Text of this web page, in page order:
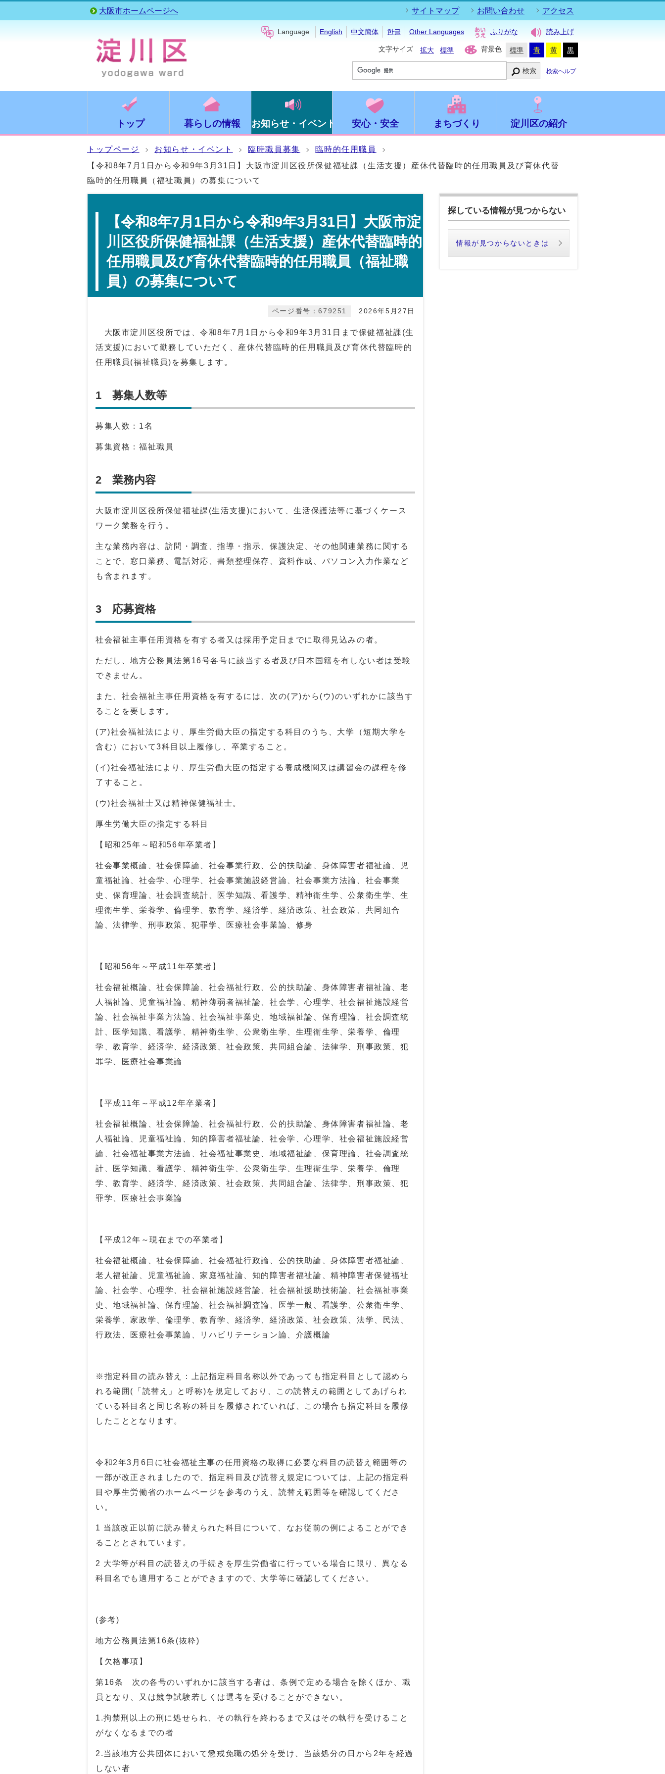
大阪市ホームページへ サイトマップ お問い合わせ アクセス
Language English 中文簡体 한글 Other Languages ふりがな 読み上げ
文字サイズ 拡大 標準 背景色 標準 青 黄 黒
検索 検索ヘルプ
トップ 暮らしの情報 お知らせ・イベント 安心・安全 まちづくり 淀川区の紹介
トップページ お知らせ・イベント 臨時職員募集
臨時的任用職員
【令和8年7月1日から令和9年3月31日】大阪市淀川区役所保健福祉課（生活支援）産休代替臨時的任用職員及び育休代替
臨時的任用職員（福祉職員）の募集について
【令和8年7月1日から令和9年3月31日】大阪市淀
川区役所保健福祉課（生活支援）産休代替臨時的
任用職員及び育休代替臨時的任用職員（福祉職
員）の募集について
2026年5月27日
ページ番号：679251
大阪市淀川区役所では、令和8年7月1日から令和9年3月31日まで保健福祉課(生
活支援)において勤務していただく、産休代替臨時的任用職員及び育休代替臨時的
任用職員(福祉職員)を募集します。
1 募集人数等
募集人数：1名
募集資格：福祉職員
2 業務内容
大阪市淀川区役所保健福祉課(生活支援)において、生活保護法等に基づくケース
ワーク業務を行う。
主な業務内容は、訪問・調査、指導・指示、保護決定、その他関連業務に関する
ことで、窓口業務、電話対応、書類整理保存、資料作成、パソコン入力作業など
も含まれます。
3 応募資格
社会福祉主事任用資格を有する者又は採用予定日までに取得見込みの者。
ただし、地方公務員法第16号各号に該当する者及び日本国籍を有しない者は受験
できません。
また、社会福祉主事任用資格を有するには、次の(ア)から(ウ)のいずれかに該当す
ることを要します。
(ア)社会福祉法により、厚生労働大臣の指定する科目のうち、大学（短期大学を
含む）において3科目以上履修し、卒業すること。
(イ)社会福祉法により、厚生労働大臣の指定する養成機関又は講習会の課程を修
了すること。
(ウ)社会福祉士又は精神保健福祉士。
厚生労働大臣の指定する科目
【昭和 25年～昭和56年卒業者】
社会事業概論、社会保障論、社会事業行政、公的扶助論、身体障害者福祉論、児
童福祉論、社会学、心理学、社会事業施設経営論、社会事業方法論、社会事業
史、保育理論、社会調査統計、医学知識、看護学、精神衛生学、公衆衛生学、生
理衛生学、栄養学、倫理学、教育学、経済学、経済政策、社会政策、共同組合
論、法律学、刑事政策、犯罪学、医療社会事業論、修身
【昭和56年～平成11年卒業者】
社会福祉概論、社会保障論、社会福祉行政、公的扶助論、身体障害者福祉論、老
人福祉論、児童福祉論、精神薄弱者福祉論、社会学、心理学、社会福祉施設経営
論、社会福祉事業方法論、社会福祉事業史、地域福祉論、保育理論、社会調査統
計、医学知識、看護学、精神衛生学、公衆衛生学、生理衛生学、栄養学、倫理
学、教育学、経済学、経済政策、社会政策、共同組合論、法律学、刑事政策、犯
罪学、医療社会事業論
【平成11年～平成12年卒業者】
社会福祉概論、社会保障論、社会福祉行政、公的扶助論、身体障害者福祉論、老
人福祉論、児童福祉論、知的障害者福祉論、社会学、心理学、社会福祉施設経営
論、社会福祉事業方法論、社会福祉事業史、地域福祉論、保育理論、社会調査統
計、医学知識、看護学、精神衛生学、公衆衛生学、生理衛生学、栄養学、倫理
学、教育学、経済学、経済政策、社会政策、共同組合論、法律学、刑事政策、犯
罪学、医療社会事業論
【平成12年～現在までの卒業者】
社会福祉概論、社会保障論、社会福祉行政論、公的扶助論、身体障害者福祉論、
老人福祉論、児童福祉論、家庭福祉論、知的障害者福祉論、精神障害者保健福祉
論、社会学、心理学、社会福祉施設経営論、社会福祉援助技術論、社会福祉事業
史、地域福祉論、保育理論、社会福祉調査論、医学一般、看護学、公衆衛生学、
栄養学、家政学、倫理学、教育学、経済学、経済政策、社会政策、法学、民法、
行政法、医療社会事業論、リハビリテーション論、介護概論
※指定科目の読み替え：上記指定科目名称以外であっても指定科目として認めら
れる範囲(「読替え」と呼称)を規定しており、この読替えの範囲としてあげられ
ている科目名と同じ名称の科目を履修されていれば、この場合も指定科目を履修
したこととなります。
令和2年3月6日に社会福祉主事の任用資格の取得に必要な科目の読替え範囲等の
一部が改正されましたので、指定科目及び読替え規定については、上記の指定科
目や厚生労働省のホームページを参考のうえ、読替え範囲等を確認してくださ
い。
1 当該改正以前に読み替えられた科目について、なお従前の例によることができ
ることとされています。
2 大学等が科目の読替えの手続きを厚生労働省に行っている場合に限り、異なる
科目名でも適用することができますので、大学等に確認してください。
(参考)
地方公務員法第16条(抜粋)
【欠格事項】
第16条 次の各号のいずれかに該当する者は、条例で定める場合を除くほか、職
員となり、又は競争試験若しくは選考を受けることができない。
1.拘禁刑以上の刑に処せられ、その執行を終わるまで又はその執行を受けること
がなくなるまでの者
2.当該地方公共団体において懲戒免職の処分を受け、当該処分の日から2年を経過
しない者
探している情報が見つからない
情報が見つからないときは